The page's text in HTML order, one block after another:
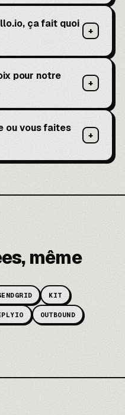
ça fait quoi
+
pour notre
+
ou vous faites
+
même
KIT
OUTBOUND